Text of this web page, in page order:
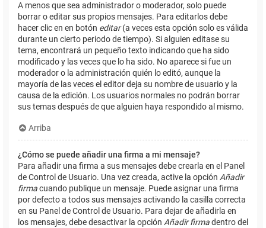
A menos que sea administrador o moderador, solo puede
borrar o editar sus propios mensajes. Para editarlos debe
hacer clic en en botón editar(a veces esta opción solo es válida
durante un cierto periodo de tiempo). Si alguien editase su
tema, encontrará un pequeño texto indicando que ha sido
modificado y las veces que lo ha sido. No aparece si fue un
moderador o la administración quién lo editó, aunque la
mayoría de las veces el editor deja su nombre de usuario y la
causa de la edición. Los usuarios normales no podrán borrar
sus temas después de que alguien haya respondido al mismo.
Arriba
¿Cómo se puede añadir una firma a mi mensaje?
Para añadir una firma a sus mensajes debe crearla en el Panel
de Control de Usuario. Una vez creada, active la opción Añadir
firmacuando publique un mensaje. Puede asignar una firma
por defecto a todos sus mensajes activando la casilla correcta
en su Panel de Control de Usuario. Para dejar de añadirla en
los mensajes, debe desactivar la opción Añadir firmadentro del